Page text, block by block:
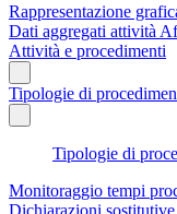
Rappresentazione
Dati aggregati attività
Attività e procedimenti
Tipologie di
Tipologie di
Monitoraggio tempi
Dichiarazioni